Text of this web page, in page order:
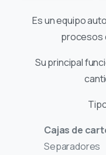
Es un equipo
procesos
Su principal
Cajas de
Separadores